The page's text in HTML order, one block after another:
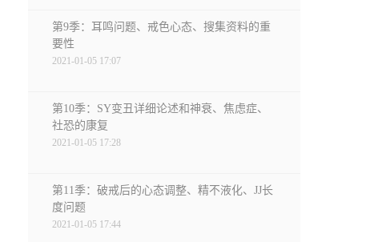
第9季：耳鸣问题、戒色心态、搜集资料的重
要性
2021-01-05 17:07
第10季：SY变丑详细论述和神衰、焦虑症、
社恐的康复
2021-01-05 17:28
第11季：破戒后的心态调整、精不液化、JJ长
度问题
2021-01-05 17:44